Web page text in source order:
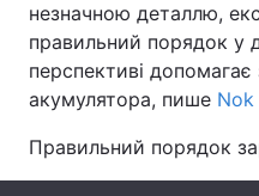
Зброя
Здоров'я
Екологія
незначною деталлю,
правильний порядок у
перспективі допомагає
акумулятора, пише Nok
Правильний порядок